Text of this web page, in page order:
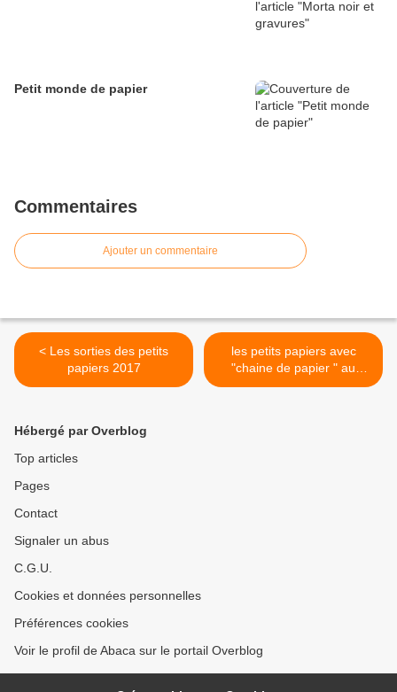
Petit monde de papier
Commentaires
Ajouter un commentaire
< Les sorties des petits
papiers 2017
les petits papiers avec
"chaine de papier " au
Vigan dans la Drôme >
Hébergé par Overblog
Top articles
Pages
Contact
Signaler un abus
C.G.U.
Cookies et données personnelles
Préférences cookies
Voir le profil de Abaca sur le portail Overblog